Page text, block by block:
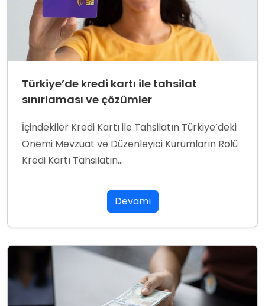
Türkiye’de kredi kartı ile tahsilat
sınırlaması ve çözümler
İçindekiler Kredi Kartı ile Tahsilatın Türkiye’deki
Önemi Mevzuat ve Düzenleyici Kurumların Rolü
Kredi Kartı Tahsilatın...
Devamı